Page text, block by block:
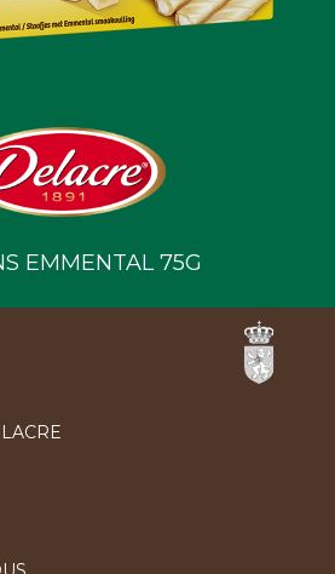
EMMENTAL 75G